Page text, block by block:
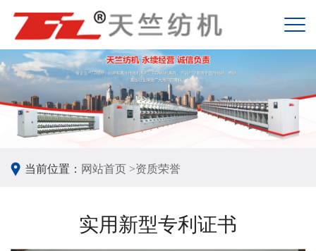
当前位置： 网站首页 >资质荣誉
实用新型专利证书